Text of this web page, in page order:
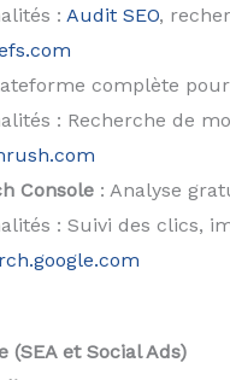
: Audit SEO,
complète
: Recherche de
Console: Analyse
: Suivi des clics,
(SEA et Social Ads)